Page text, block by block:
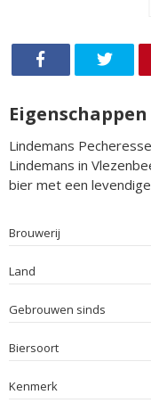
Eigenschappen
Lindemans
Lindemans in
bier met een
Brouwerij
Land
Gebrouwen sinds
Biersoort
Kenmerk